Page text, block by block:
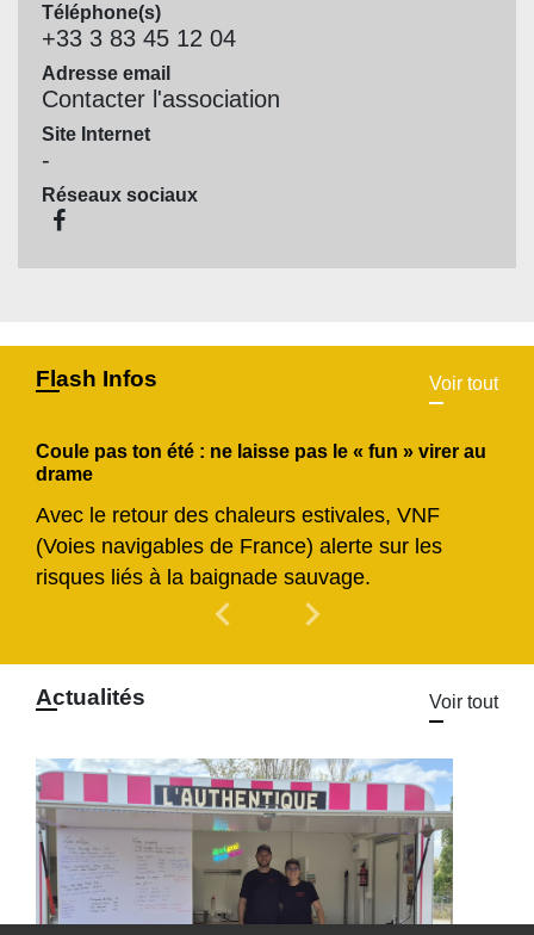
Téléphone(s)
+33 3 83 45 12 04
Adresse email
Contacter l'association
Site Internet
-
Réseaux sociaux
Flash Infos Voir tout
Coule pas ton été : ne laisse pas le « fun » virer au
drame
Avec le retour des chaleurs estivales, VNF
(Voies navigables de France) alerte sur les
risques liés à la baignade sauvage.
chevron_left Previous
chevron_right
Actualités Voir tout